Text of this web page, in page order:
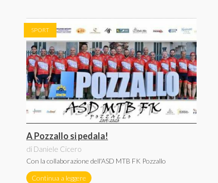
SPORT
A Pozzallo si pedala!
di Daniele Cicero
Con la collaborazione dell'ASD MTB FK Pozzallo
Continua a leggere